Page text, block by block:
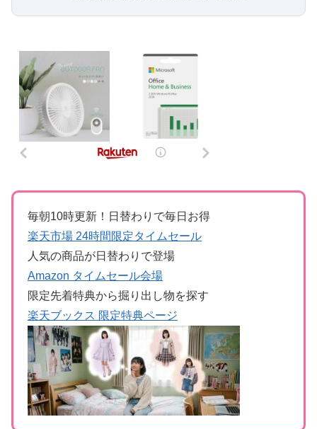
毎朝10時更新！日替わりで毎日お得
楽天市場 24時間限定タイムセール
人気の商品が日替わりで登場
Amazon タイムセール会場
限定先着特典から掘り出し物を探す
楽天ブックス 限定特典ページ